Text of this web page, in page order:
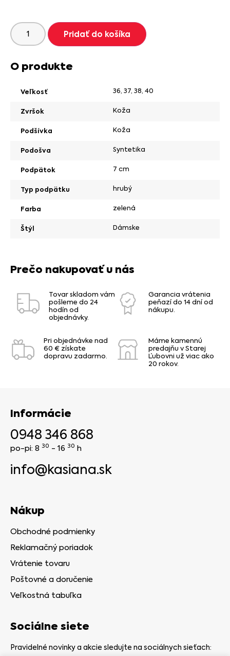
Pridať do košíka
O produkte
Veľkosť 36, 37, 38, 40
Zvršok Koža
Podšívka Koža
Podošva Syntetika
Podpätok 7 cm
Typ podpätku hrubý
Farba zelená
Štýl Dámske
Prečo nakupovať u nás
Tovar skladom vám
pošleme do 24
hodín od
objednávky.
Garancia vrátenia
peňazí do 14 dní od
nákupu.
Pri objednávke nad
60 € získate
dopravu zadarmo.
Máme kamennú
predajňu v Starej
Ľubovni už viac ako
20 rokov.
Informácie
0948 346 868
po-pi: 8 30 - 16 30 h
info@kasiana.sk
Nákup
Obchodné podmienky
Reklamačný poriadok
Vrátenie tovaru
Poštovné a doručenie
Veľkostná tabuľka
Sociálne siete
Pravidelné novinky a akcie sledujte na sociálnych sieťach: